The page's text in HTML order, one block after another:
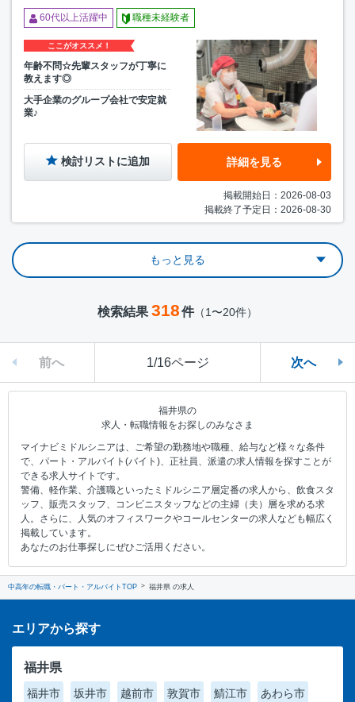
60代以上活躍中 職種未経験者
ここがオススメ！
年齢不問☆先輩スタッフが丁寧に
教えます◎
大手企業のグループ会社で安定就
業♪
検討リストに追加 詳細を見る
掲載開始日：2026-08-03
掲載終了予定日：2026-08-30
もっと見る
検索結果 318件（1〜20件）
前へ 1/16ページ 次へ
福井県の
求人・転職情報をお探しのみなさま
マイナビミドルシニアは、ご希望の勤務地や職種、給与など様々な条件
で、パート・アルバイト(バイト)、正社員、派遣の求人情報を探すことが
できる求人サイトです。
警備、軽作業、介護職といったミドルシニア層定番の求人から、飲食スタ
ッフ、販売スタッフ、コンビニスタッフなどの主婦（夫）層を求める求
人。さらに、人気のオフィスワークやコールセンターの求人なども幅広く
掲載しています。
あなたのお仕事探しにぜひご活用ください。
中高年の転職・パート・アルバイトTOP 福井県 の求人
エリアから探す
福井県
福井市 坂井市 越前市 敦賀市 鯖江市 あわら市